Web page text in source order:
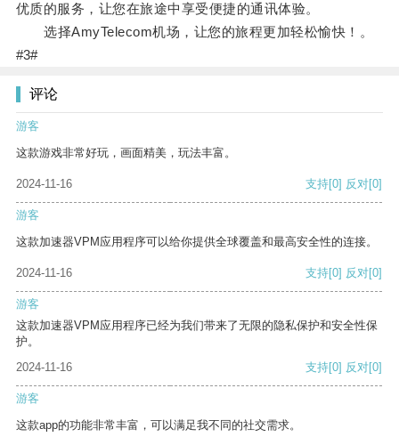
优质的服务，让您在旅途中享受便捷的通讯体验。
选择AmyTelecom机场，让您的旅程更加轻松愉快！。
#3#
评论
游客
这款游戏非常好玩，画面精美，玩法丰富。
2024-11-16 支持[0] 反对[0]
游客
这款加速器VPM应用程序可以给你提供全球覆盖和最高安全性的连接。
2024-11-16 支持[0] 反对[0]
游客
这款加速器VPM应用程序已经为我们带来了无限的隐私保护和安全性保
护。
2024-11-16
支持[0] 反对[0]
游客
这款app的功能非常丰富，可以满足我不同的社交需求。